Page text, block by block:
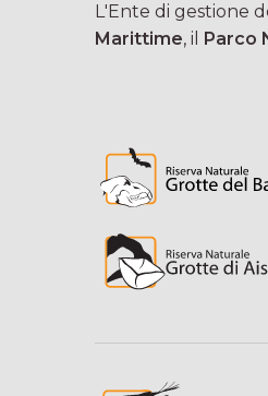
L'Ente di gestione
Marittime, il Parco